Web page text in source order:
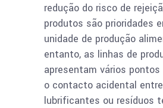
redução do risco de
produtos são prioridades
unidade de produção
entanto, as linhas de
apresentam vários
o contacto acidental
lubrificantes ou resíduos